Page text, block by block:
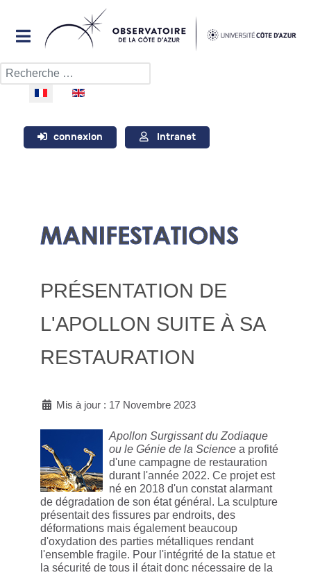
Rechercher
Sélectionnez votre langue
connexion Intranet
MANIFESTATIONS
PRÉSENTATION DE
L'APOLLON SUITE À SA
RESTAURATION
Mis à jour : 17 Novembre 2023
Apollon Surgissant du Zodiaque
ou le Génie de la Science a profité
d'une campagne de restauration
durant l'année 2022. Ce projet est
né en 2018 d'un constat alarmant
de dégradation de son état général. La sculpture
présentait des fissures par endroits, des
déformations mais également beaucoup
d'oxydation des parties métalliques rendant
l'ensemble fragile. Pour l'intégrité de la statue et
la sécurité de tous il était donc nécessaire de la